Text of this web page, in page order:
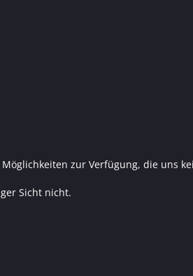
zur Verfügung, die uns
Sicht nicht.